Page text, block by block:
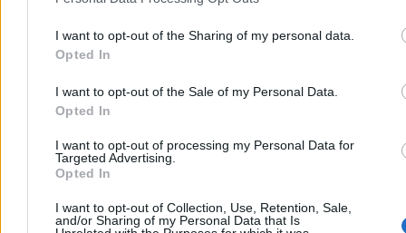
I want to opt-out of the Sharing of my personal data.
Opted In
I want to opt-out of the Sale of my Personal Data.
Opted In
I want to opt-out of processing my Personal Data for
Targeted Advertising.
Opted In
I want to opt-out of Collection, Use, Retention, Sale,
and/or Sharing of my Personal Data that Is
Złośliwie mógłbym spytać, czy potrzebujące matki oraz kobiety po
chorobach nowotworowych potrzebują pasji w głosie, czy działania.
Ale idźmy dalej: "Zapytana o wzór patrioty podała Jana Pawła II.
To znów klisza taka, jaką widzimy w sondach ulicznych: gdy się
Polaków pyta, co ostatnio czytali, ci, którzy mają kłopot z pytaniem,
zawsze mówią, że Sienkiewicza, bo tylko to pamiętają ze szkoły,
gdy mieli ostatni raz książkę w ręku".
A zatem zapytano Martę Nawrocką o wzór patrioty. Ta
odpowiedziała tak, jak myśli. Ale myśli źle. Powinna inaczej. Nie
godzi się przecież, żeby wzorem dla niej był Jan Paweł II. To zbyt